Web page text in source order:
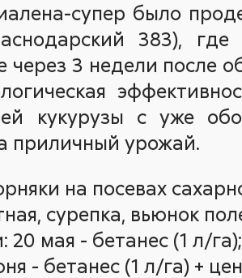
супер было
383),
через 3 недели после
кукурузы с уже
приличный урожай.
на посевах
сурепка, вьюнок
20 мая - бетанес (1 л/
- бетанес (1 л/га) +